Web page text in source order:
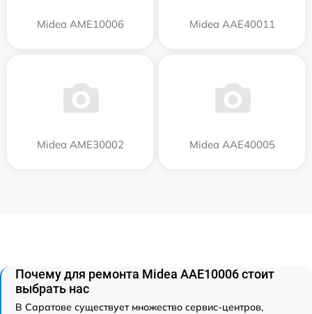
Midea AME10006 Midea AAE40011
Midea AME30002 Midea AAE40005
Почему для ремонта Midea AAE10006 стоит
выбрать нас
В Саратове существует множество сервис-центров,